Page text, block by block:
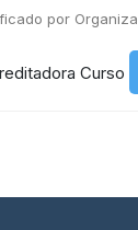
de género y
por